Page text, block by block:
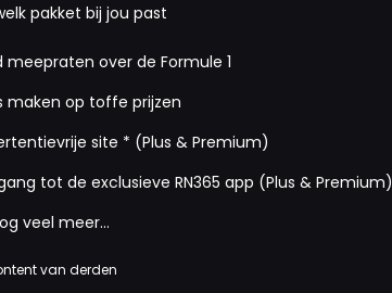
pakket bij jou past
meepraten over de Formule 1
maken op toffe prijzen
site * (Plus & Premium)
tot de exclusieve RN365 app (Plus & Premium)
veel meer…
van derden